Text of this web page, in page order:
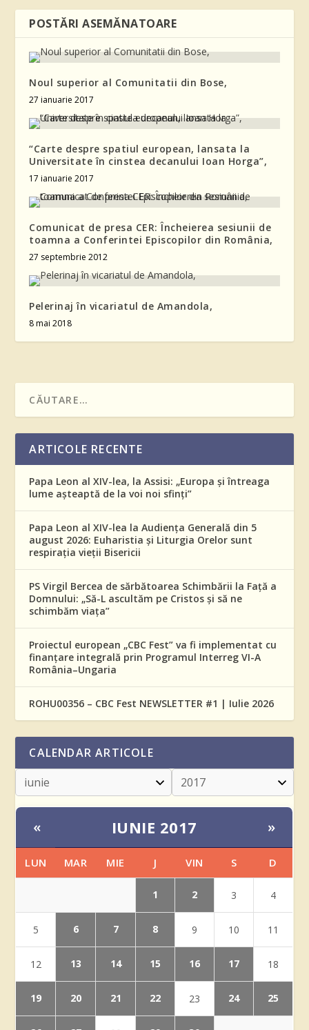
POSTĂRI ASEMĂNATOARE
Noul superior al Comunitatii din Bose,
27 ianuarie 2017
“Carte despre spatiul european, lansata la
Universitate în cinstea decanului Ioan Horga”,
17 ianuarie 2017
Comunicat de presa CER: Încheierea sesiunii de
toamna a Conferintei Episcopilor din România,
27 septembrie 2012
Pelerinaj în vicariatul de Amandola,
8 mai 2018
ARTICOLE RECENTE
Papa Leon al XIV-lea, la Assisi: „Europa și întreaga
lume așteaptă de la voi noi sfinți”
Papa Leon al XIV-lea la Audiența Generală din 5
august 2026: Euharistia și Liturgia Orelor sunt
respirația vieții Bisericii
PS Virgil Bercea de sărbătoarea Schimbării la Față a
Domnului: „Să-L ascultăm pe Cristos și să ne
schimbăm viața”
Proiectul european „CBC Fest” va fi implementat cu
finanțare integrală prin Programul Interreg VI-A
România–Ungaria
ROHU00356 – CBC Fest NEWSLETTER #1 | Iulie 2026
CALENDAR ARTICOLE
« IUNIE 2017 »
LUN MAR MIE J VIN S D
1 2 3 4
5 6 7 8 9 10 11
12 13 14 15 16 17 18
19 20 21 22 23 24 25